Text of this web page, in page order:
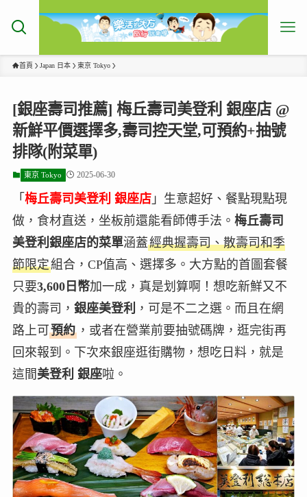
首頁 Japan 日本 東京 Tokyo
[銀座壽司推薦] 梅丘壽司美登利 銀座店 @
新鮮平價選擇多,壽司控天堂,可預約+抽號
排隊(附菜單)
東京 Tokyo 2025-06-30
「 梅丘壽司美登利 銀座店」生意超好、餐點現點現
做，食材直送，坐板前還能看師傅手法。 梅丘壽司
美登利銀座店的菜單涵蓋經典握壽司、散壽司和季
節限定組合，CP值高、選擇多。大方點的首圖套餐
只要3,600日幣加一成，真是划算啊！想吃新鮮又不
貴的壽司， 銀座美登利 ，可是不二之選。而且在網
路上可 預約，或者在營業前要抽號碼牌，逛完街再
回來報到。下次來銀座逛街購物，想吃日料，就是
這間美登利 銀座啦。